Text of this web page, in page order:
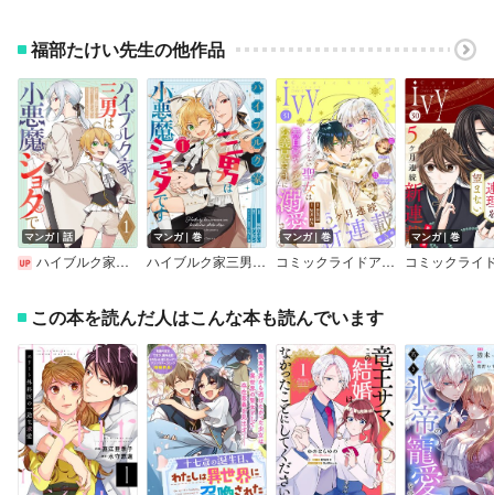
福部たけい先生の他作品
マンガ｜話
ハイブルク家三男は小悪魔ショタです 【単話版】
マンガ｜巻
ハイブルク家三男は小悪魔ショタです THE COMIC【電子限定おまけ付き】
マンガ｜巻
コミックライドアイビー vol.31
マンガ｜巻
この本を読んだ人はこんな本も読んでいます